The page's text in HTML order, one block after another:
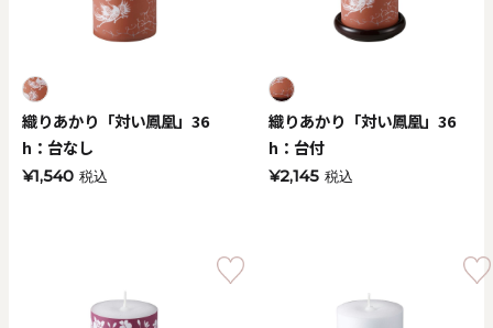
織りあかり「対い鳳凰」36
h：台なし
¥1,540 税込
織りあかり「対い鳳凰」36
h：台付
¥2,145 税込